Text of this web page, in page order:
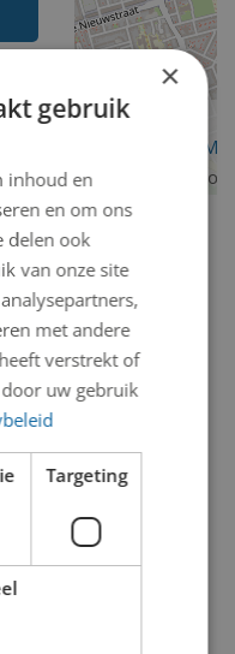
×
gebruik
inhoud en
en om ons
delen ook
van onze site
met andere
verstrekt of
uw gebruik
Targeting